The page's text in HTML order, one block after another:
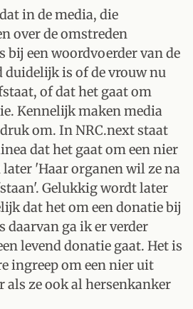
in de media, die
over de omstreden
bij een woordvoerder van de
is of de vrouw nu
of dat het gaat om
Kennelijk maken media
om. In NRC.next staat
dat het gaat om een nier
later 'Haar organen wil ze na
Gelukkig wordt later
dat het om een donatie bij
daarvan ga ik er verder
levend donatie gaat. Het is
ingreep om een nier uit
als ze ook al hersenkanker